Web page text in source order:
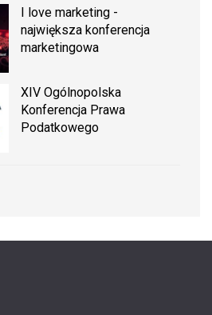
I love marketing -
największa konferencja
marketingowa
XIV Ogólnopolska
Konferencja Prawa
Podatkowego